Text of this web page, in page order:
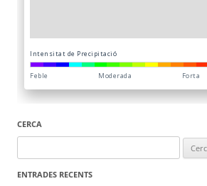
CERCA
ENTRADES RECENTS